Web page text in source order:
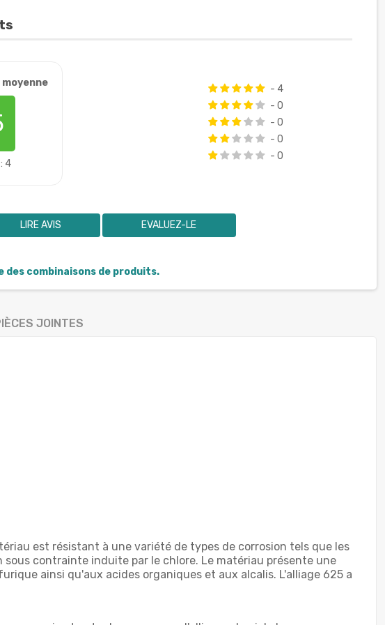
4
- 4
- 0
- 0
- 0
- 0
LIRE AVIS EVALUEZ-LE
des combinaisons de produits.
JOINTES
est résistant à une variété de types de corrosion tels que les
sous contrainte induite par le chlore. Le matériau présente une
ainsi qu'aux acides organiques et aux alcalis. L'alliage 625 a